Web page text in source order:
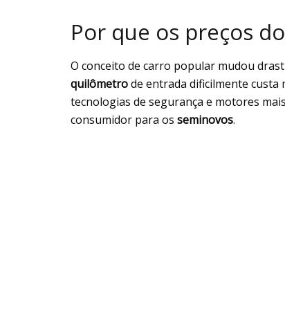
Por que os preços
O conceito de carro popular mudou
quilômetrode entrada dificilmente custa
tecnologias de segurança e motores
consumidor para os seminovos.